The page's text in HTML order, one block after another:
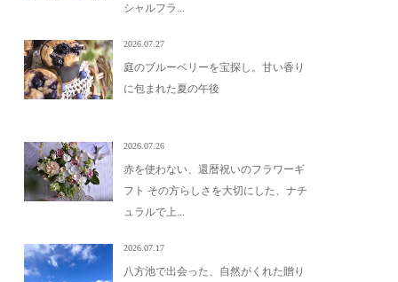
シャルフラ...
2026.07.27
庭のブルーベリーを宝探し。甘い香り
に包まれた夏の午後
2026.07.26
赤を使わない、還暦祝いのフラワーギ
フト その方らしさを大切にした、ナチ
ュラルで上...
2026.07.17
八方池で出会った、自然がくれた贈り